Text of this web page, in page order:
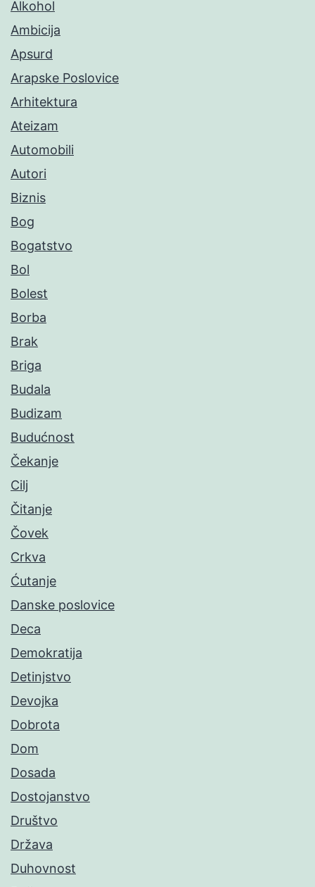
Alkohol
Ambicija
Apsurd
Arapske Poslovice
Arhitektura
Ateizam
Automobili
Autori
Biznis
Bog
Bogatstvo
Bol
Bolest
Borba
Brak
Briga
Budala
Budizam
Budućnost
Čekanje
Cilj
Čitanje
Čovek
Crkva
Ćutanje
Danske poslovice
Deca
Demokratija
Detinjstvo
Devojka
Dobrota
Dom
Dosada
Dostojanstvo
Društvo
Država
Duhovnost